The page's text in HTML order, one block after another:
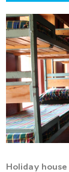
Holiday house